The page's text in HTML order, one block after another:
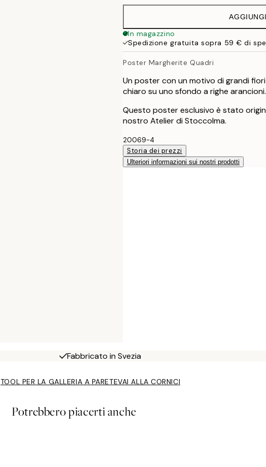
In magazzino
Spedizione gratuita sopra 59 € di
Poster Margherite Quadri
Un poster con un motivo di grandi
chiaro su uno sfondo a righe arancioni.
Questo poster esclusivo è stato
nostro Atelier di Stoccolma.
20069-4
Storia dei prezzi
Ulteriori informazioni sui nostri prodotti
Fabbricato in Svezia
TOOL PER LA GALLERIA A PARETEVAI ALLA CORNICI
Potrebbero piacerti anche